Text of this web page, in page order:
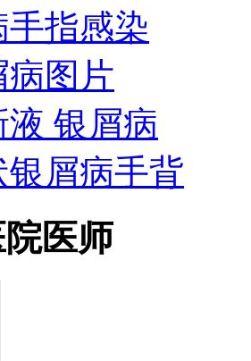
指感染
图片
液 银屑病
银屑病手背
院医师